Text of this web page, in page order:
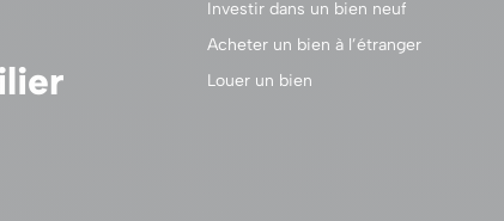
Investir dans un bien neuf
Acheter un bien à l’étranger
Louer un bien